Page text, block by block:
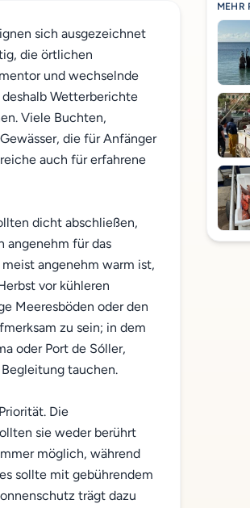
sich ausgezeichnet
die örtlichen
und wechselnde
Wetterberichte
Viele Buchten,
die für Anfänger
auch für erfahrene
dicht abschließen,
angenehm für das
angenehm warm ist,
vor kühleren
Meeresböden oder den
zu sein; in dem
oder Port de Sóller,
tauchen.
Die
sie weder berührt
möglich, während
sollte mit gebührendem
trägt dazu
MEHR